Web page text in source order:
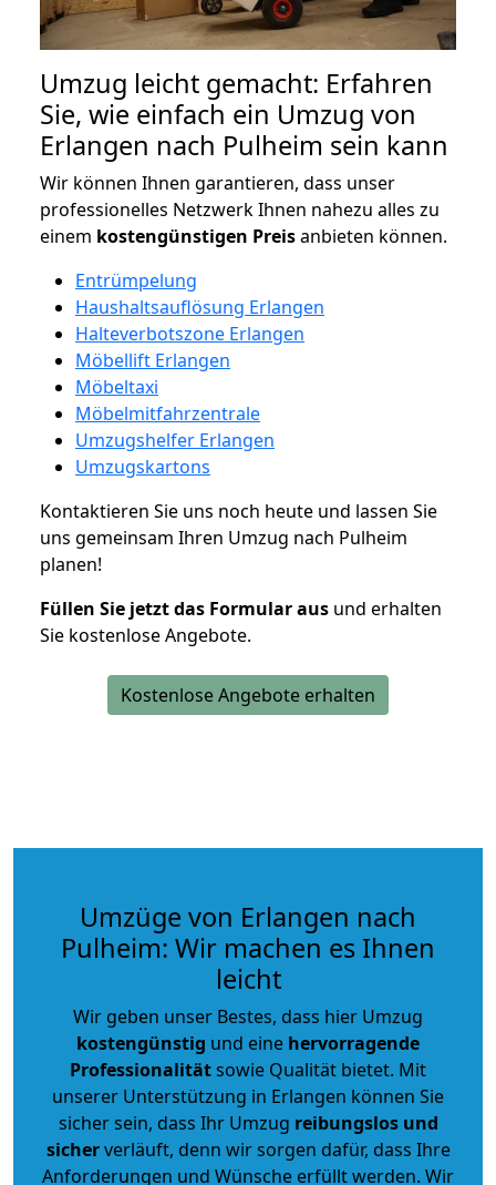
Umzug leicht gemacht: Erfahren
Sie, wie einfach ein Umzug von
Erlangen nach Pulheim sein kann
Wir können Ihnen garantieren, dass unser
professionelles Netzwerk Ihnen nahezu alles zu
einem kostengünstigen Preisanbieten können.
Entrümpelung
Haushaltsauflösung Erlangen
Halteverbotszone Erlangen
Möbellift Erlangen
Möbeltaxi
Möbelmitfahrzentrale
Umzugshelfer Erlangen
Umzugskartons
Kontaktieren Sie uns noch heute und lassen Sie
uns gemeinsam Ihren Umzug nach Pulheim
planen!
Füllen Sie jetzt das Formular aus und erhalten
Sie kostenlose Angebote.
Kostenlose Angebote erhalten
Umzüge von Erlangen nach
Pulheim: Wir machen es Ihnen
leicht
Wir geben unser Bestes, dass hier Umzug
kostengünstig und eine hervorragende
Professionalitätsowie Qualität bietet. Mit
unserer Unterstützung in Erlangen können Sie
sicher sein, dass Ihr Umzug reibungslos und
sicherverläuft, denn wir sorgen dafür, dass Ihre
Anforderungen und Wünsche erfüllt werden. Wir